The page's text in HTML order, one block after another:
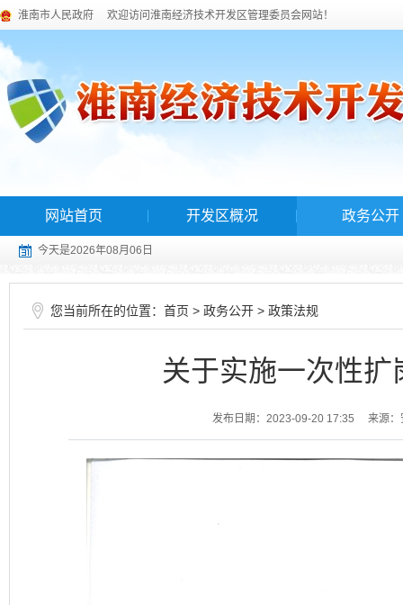
淮南市人民政府 欢迎访问淮南经济技术开发区管理委员会网站！
网站首页 开发区概况 政务公开
今天是2026年08月06日
您当前所在的位置： 首页 > 政务公开 > 政策法规
关于实施一次性
发布日期：2023-09-20 17:35 来源：